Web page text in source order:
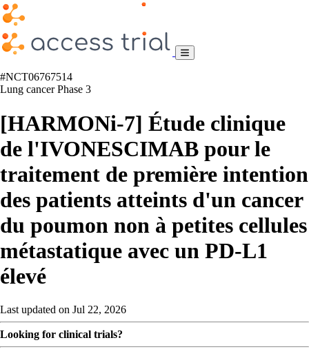
#NCT06767514
Lung cancerPhase 3
[HARMONi-7] Étude clinique
de l'IVONESCIMAB pour le
traitement de première intention
des patients atteints d'un cancer
du poumon non à petites cellules
métastatique avec un PD-L1
élevé
Last updated on Jul 22, 2026
Looking for clinical trials?